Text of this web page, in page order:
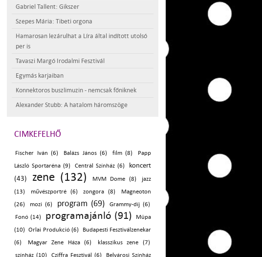
Gabriel Tallent: Gikszer
Szepes Mária: Tibeti orgona
Hamarosan lezárulhat a Líra által indított utolsó
per is
Tavaszi Margó Irodalmi Fesztivál
Egymás karjaiban
Konnektoros buszlimuzin - nemcsak főniknek
Alexander Stubb: A hatalom háromszöge
CIMKEFELHŐ
Fischer Iván (6) Balázs János (6) film (8)
Papp
László Sportaréna (9)
Centrál Színház (6)
koncert
(43)
zene (132) MVM Dome (8)
jazz
(13)
művészportré (6) zongora (8)
Magneoton
(26)
mozi (6) program (69)
Grammy-díj (6)
Fonó (14)
programajánló (91)
Müpa
(10)
Orlai Produkció (6)
Budapesti Fesztiválzenekar
(6)
Magyar Zene Háza (6)
klasszikus zene (7)
színház (10)
Cziffra Fesztivál (6)
Belvárosi Színház